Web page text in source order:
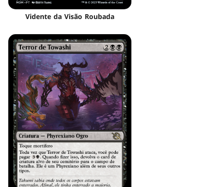
Vidente da Visão Roubada